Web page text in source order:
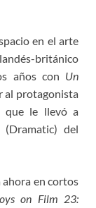
en el arte
británico
años con Un
al protagonista
que le llevó a
del
en cortos
on Film 23: